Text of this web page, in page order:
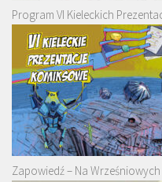
Program VI Kieleckich
Zapowiedź – Na Wrześniowych